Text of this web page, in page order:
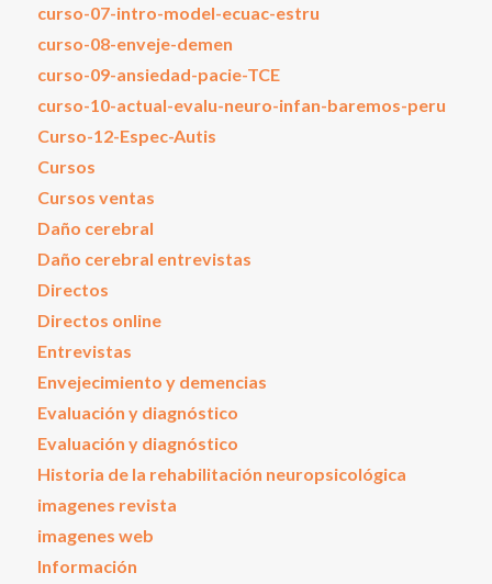
curso-07-intro-model-ecuac-estru
curso-08-enveje-demen
curso-09-ansiedad-pacie-TCE
curso-10-actual-evalu-neuro-infan-baremos-peru
Curso-12-Espec-Autis
Cursos
Cursos ventas
Daño cerebral
Daño cerebral entrevistas
Directos
Directos online
Entrevistas
Envejecimiento y demencias
Evaluación y diagnóstico
Evaluación y diagnóstico
Historia de la rehabilitación neuropsicológica
imagenes revista
imagenes web
Información